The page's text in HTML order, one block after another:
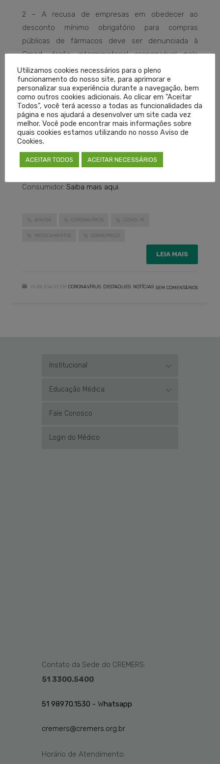
2 – A recusa de empresas em obedecer ao
desconto mínimo obrigatório para compras
públicas de fármacos deve ser denunciada à
Cmed, órgão interministerial responsável pela
regulação econômica das atividades de compra e
venda desses produtos no país.
3 – Denuncie! É importante a participação da
sociedade. Para denunciar a prática,acesse aqui.
preços de medicamentos está em desacordo com
Consumidor. Saiba mais aqui.
ANVISA CORONAVÍRUS COVID-19
MEDICAMENTOS SOBREPREÇO
LEIA MAIS
PUBLICADO EM CORONAVÍRUS DESTAQUES NOTÍCIAS SEM COMENTÁRIOS
Institucional
Educação Médica
Fale Conosco
Login do Médico
Contato da Sede do CREMERS:
51 3300.5400
51 98970.1530 - Whatsapp
cremers@cremers.org.br
Horário de Atendimento:
Utilizamos cookies necessários para o pleno
funcionamento do nosso site, para aprimorar e
personalizar sua experiência durante a navegação, bem
como outros cookies adicionais. Ao clicar em "Aceitar
Todos", você terá acesso a todas as funcionalidades da
página e nos ajudará a desenvolver um site cada vez
melhor. Você pode encontrar mais informações sobre
quais cookies estamos utilizando no nosso Aviso de
Cookies.
ACEITAR TODOS ACEITAR NECESSÁRIOS